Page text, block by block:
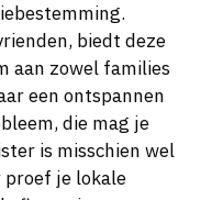
biedt deze
aan zowel families
een ontspannen
die mag je
is misschien wel
proef je lokale